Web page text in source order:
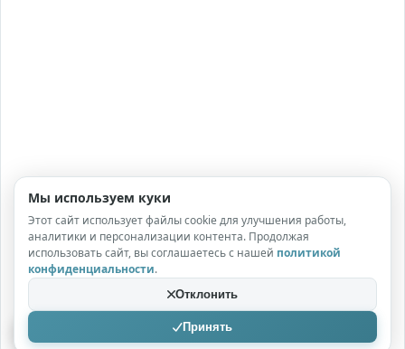
Сохранено
Очистить всё
Требуется
вход
Мы используем куки
Этот сайт использует файлы cookie для улучшения работы,
аналитики и персонализации контента. Продолжая
использовать сайт, вы соглашаетесь с нашей политикой
конфиденциальности.
Отклонить
Принять